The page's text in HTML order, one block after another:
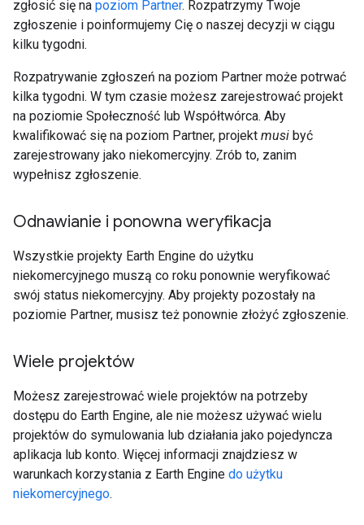
zgłosić się na poziom Partner. Rozpatrzymy Twoje
zgłoszenie i poinformujemy Cię o naszej decyzji w ciągu
kilku tygodni.
Rozpatrywanie zgłoszeń na poziom Partner może potrwać
kilka tygodni. W tym czasie możesz zarejestrować projekt
na poziomie Społeczność lub Współtwórca. Aby
kwalifikować się na poziom Partner, projekt musi być
zarejestrowany jako niekomercyjny. Zrób to, zanim
wypełnisz zgłoszenie.
Odnawianie i ponowna weryfikacja
Wszystkie projekty Earth Engine do użytku
niekomercyjnego muszą co roku ponownie weryfikować
swój status niekomercyjny. Aby projekty pozostały na
poziomie Partner, musisz też ponownie złożyć zgłoszenie.
Wiele projektów
Możesz zarejestrować wiele projektów na potrzeby
dostępu do Earth Engine, ale nie możesz używać wielu
projektów do symulowania lub działania jako pojedyncza
aplikacja lub konto. Więcej informacji znajdziesz w
warunkach korzystania z Earth Engine do użytku
niekomercyjnego.